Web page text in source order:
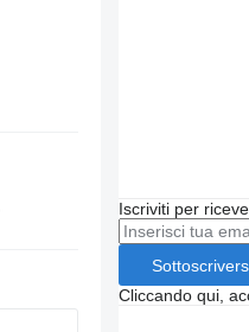
Iscriviti per
Cliccando qui,